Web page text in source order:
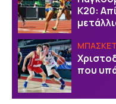
Κ20:
ΜΠΑΣΚΕΤ
που